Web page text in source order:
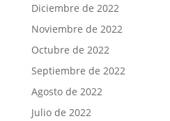
Diciembre de 2022
Noviembre de 2022
Octubre de 2022
Septiembre de 2022
Agosto de 2022
Julio de 2022